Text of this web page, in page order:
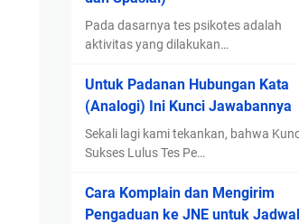
Pada dasarnya tes psikotes adalah
aktivitas yang dilakukan…
Untuk Padanan Hubungan Kata
(Analogi) Ini Kunci Jawabannya
Sekali lagi kami tekankan, bahwa
Sukses Lulus Tes Pe…
Cara Komplain dan Mengirim
Pengaduan ke JNE untuk Jadwal